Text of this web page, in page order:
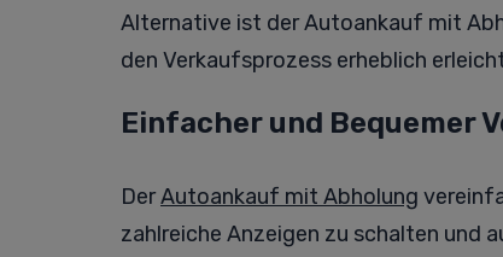
Alternative ist der Autoankauf mit
den Verkaufsprozess erheblich
Einfacher und Bequemer
DerAutoankauf mit Abholung
zahlreiche Anzeigen zu schalten und